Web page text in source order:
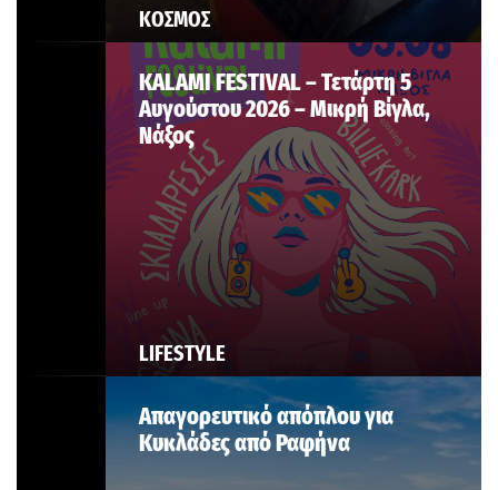
ΚΟΣΜΟΣ
LIFESTYLE
KALAMI FESTIVAL – Τετάρτη 5
Αυγούστου 2026 – Μικρή Βίγλα,
Νάξος
Απαγορευτικό απόπλου για
Κυκλάδες από Ραφήνα